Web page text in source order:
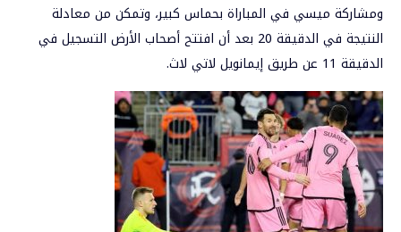
ومشاركة ميسي في المباراة بحماس كبير، وتمكن من معادلة
النتيجة في الدقيقة 20 بعد أن افتتح أصحاب الأرض التسجيل في
الدقيقة 11 عن طريق إيمانويل لاتي لاث.